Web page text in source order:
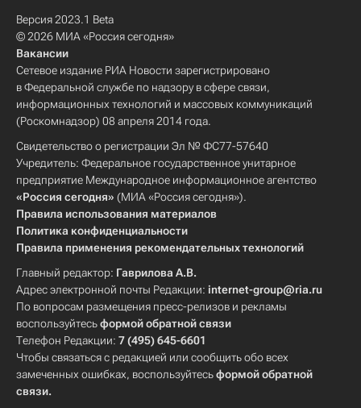
Версия 2023.1 Beta
© 2026 МИА «Россия сегодня»
Вакансии
Сетевое издание РИА Новости зарегистрировано
в Федеральной службе по надзору в сфере связи,
информационных технологий и массовых коммуникаций
(Роскомнадзор) 08 апреля 2014 года.
Свидетельство о регистрации Эл № ФС77-57640
Учредитель: Федеральное государственное унитарное
предприятие Международное информационное агентство
«Россия сегодня» (МИА «Россия сегодня»).
Правила использования материалов
Политика конфиденциальности
Правила применения рекомендательных технологий
Главный редактор: Гаврилова А.В.
Адрес электронной почты Редакции: internet-group@ria.ru
По вопросам размещения пресс-релизов и рекламы
воспользуйтесьформой обратной связи
Телефон Редакции: 7 (495) 645-6601
Чтобы связаться с редакцией или сообщить обо всех
замеченных ошибках, воспользуйтесьформой обратной
связи.